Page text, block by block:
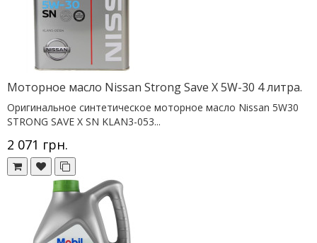
Моторное масло Nissan Strong Save X 5W-30 4 литра.
Оригинальное синтетическое моторное масло Nissan 5W30
STRONG SAVE X SN KLAN3-053...
2 071 грн.